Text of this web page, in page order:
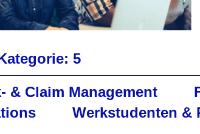
5
& Claim Management
Werkstudenten &